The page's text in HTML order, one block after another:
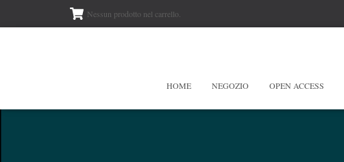
Nessun prodotto nel carrello.
HOME NEGOZIO OPEN ACCESS